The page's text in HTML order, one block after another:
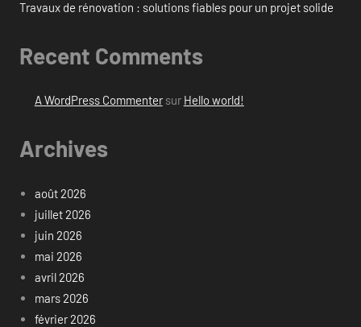
Travaux de rénovation : solutions fiables pour un projet solide
Recent Comments
A WordPress Commentersur Hello world!
Archives
août 2026
juillet 2026
juin 2026
mai 2026
avril 2026
mars 2026
février 2026